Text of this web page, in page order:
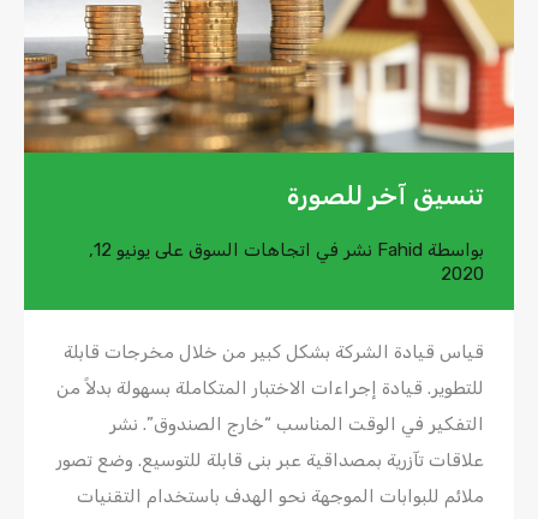
تنسيق آخر للصورة
بواسطة Fahid نشر في اتجاهات السوق على
يونيو 12,
2020
قياس قيادة الشركة بشكل كبير من خلال مخرجات قابلة
للتطوير. قيادة إجراءات الاختبار المتكاملة بسهولة بدلاً من
التفكير في الوقت المناسب “خارج الصندوق”. نشر
علاقات تآزرية بمصداقية عبر بنى قابلة للتوسيع. وضع تصور
ملائم للبوابات الموجهة نحو الهدف باستخدام التقنيات